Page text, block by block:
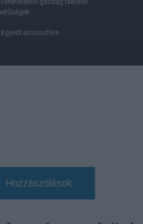
Egyedi atmoszféra
Hozzászólások